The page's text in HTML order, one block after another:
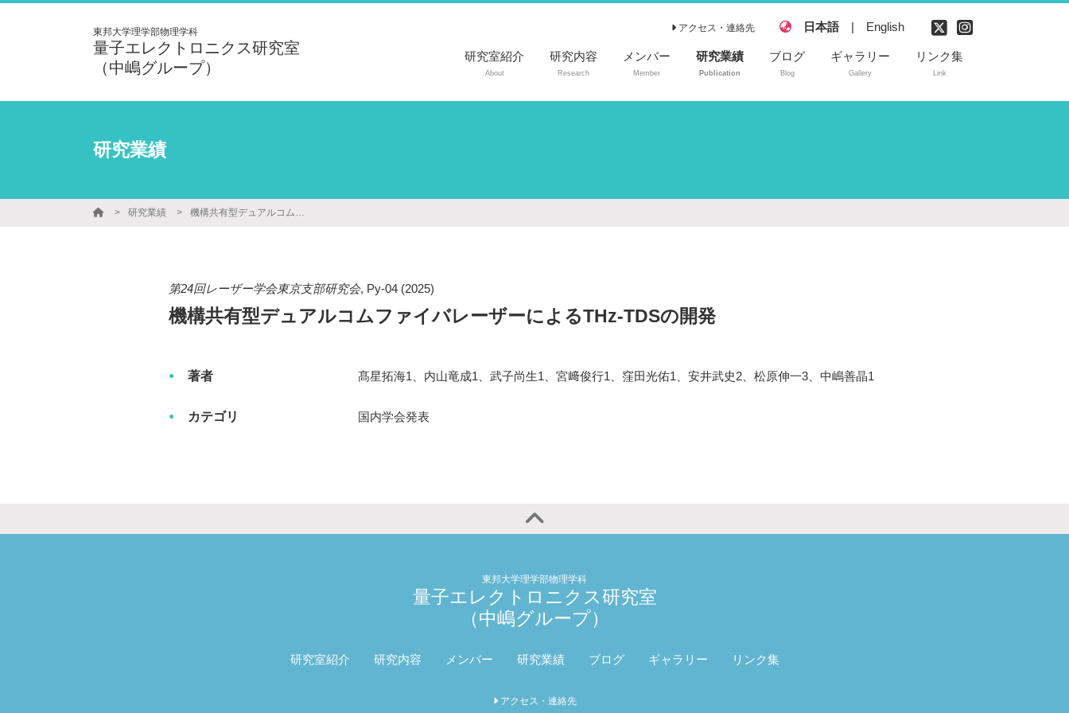
東邦大学理学部物理学科
量子エレクトロニクス研究室
（中嶋グループ）
アクセス・連絡先 日本語 | English
研究室紹介
About
研究内容
Research
メンバー
Member
研究業績
Publication
ブログ
Blog
ギャラリー
Gallery
リンク集
Link
研究業績
研究業績 機構共有型デュアルコムファイバレーザーによるTHz-TDSの開発
第24回レーザー学会東京支部研究会, Py-04 (2025)
機構共有型デュアルコムファイバレーザーによるTHz-TDSの開発
著者 髙星拓海1、内山竜成1、武子尚生1、宮﨑俊行1、窪田光佑1、安井武史2、松原伸一3、中嶋善晶1
カテゴリ 国内学会発表
東邦大学理学部物理学科
量子エレクトロニクス研究室
（中嶋グループ）
研究室紹介 研究内容 メンバー 研究業績 ブログ ギャラリー リンク集
アクセス・連絡先